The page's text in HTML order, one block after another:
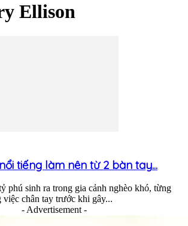
Ellison
tiếng làm nên từ 2 bàn tay...
phú sinh ra trong gia cảnh nghèo khó, từng
việc chân tay trước khi gây...
- Advertisement -